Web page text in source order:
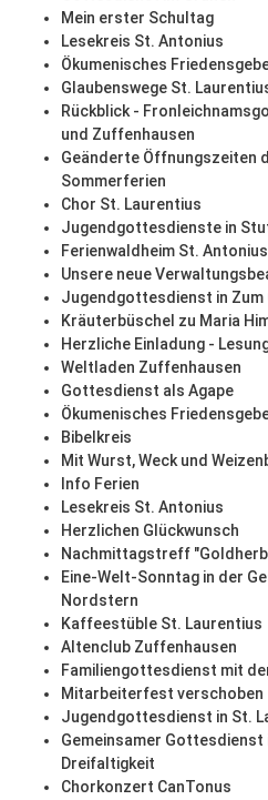
Mein erster Schultag
Lesekreis St. Antonius
Ökumenisches
Glaubenswege St.
Rückblick -
und Zuffenhausen
Geänderte Öffnungszeiten
Sommerferien
Chor St. Laurentius
Jugendgottesdienste in
Ferienwaldheim St. Antonius
Unsere neue
Jugendgottesdienst in Zum
Kräuterbüschel zu Maria
Herzliche Einladung -
Weltladen Zuffenhausen
Gottesdienst als Agape
Ökumenisches
Bibelkreis
Mit Wurst, Weck und
Info Ferien
Lesekreis St. Antonius
Herzlichen Glückwunsch
Nachmittagstreff
Eine-Welt-Sonntag in der
Nordstern
Kaffeestüble St. Laurentius
Altenclub Zuffenhausen
Familiengottesdienst mit
Mitarbeiterfest verschoben
Jugendgottesdienst in St.
Gemeinsamer Gottesdienst
Dreifaltigkeit
Chorkonzert CanTonus